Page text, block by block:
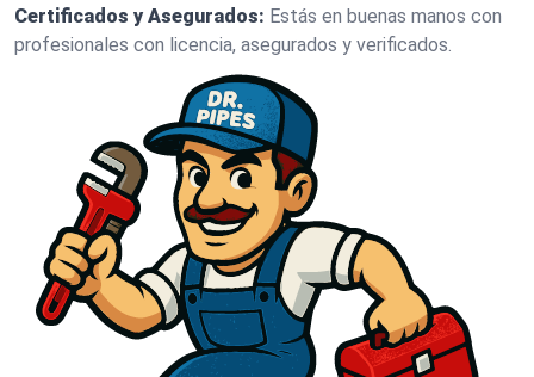
Certificados y Asegurados: Estás en buenas manos con
profesionales con licencia, asegurados y verificados.